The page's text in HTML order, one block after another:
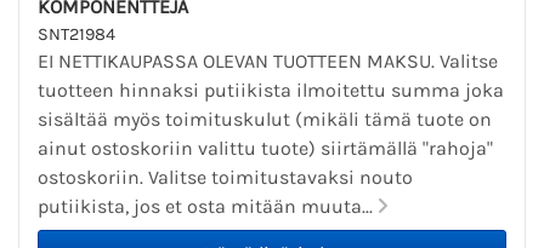
KOMPONENTTEJA
SNT21984
EI NETTIKAUPASSA OLEVAN TUOTTEEN MAKSU. Valitse
tuotteen hinnaksi putiikista ilmoitettu summa joka
sisältää myös toimituskulut (mikäli tämä tuote on
ainut ostoskoriin valittu tuote) siirtämällä "rahoja"
ostoskoriin. Valitse toimitustavaksi nouto
putiikista, jos et osta mitään muuta...